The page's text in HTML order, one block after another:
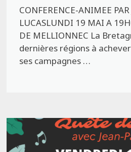
CONFERENCE-ANIMEE PAR
LUCASLUNDI 19 MAI A
DE MELLIONNEC La
dernières régions à
ses campagnes …